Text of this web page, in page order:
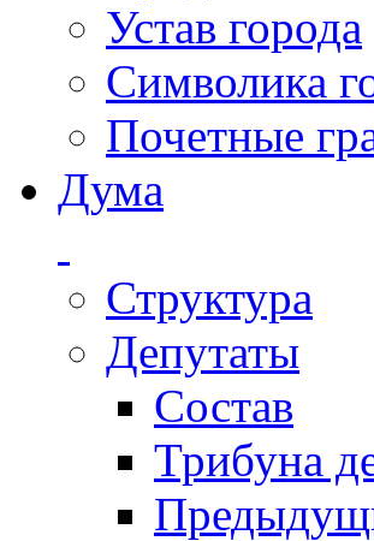
Устав города
Символика
Почетные
Дума
Структура
Депутаты
Состав
Трибуна